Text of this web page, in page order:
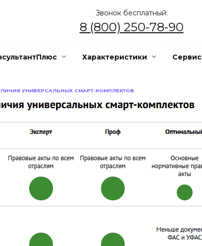
Звонок бесплатный:
8 (800) 250-78-90
Характеристики Сервис
УНИВЕРСАЛЬНЫХ СМАРТ-КОМПЛЕКТОВ